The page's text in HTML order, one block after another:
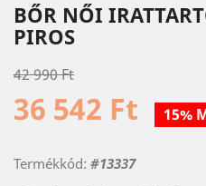
BŐR NŐI
PIROS
42 990 Ft
36 542 Ft 15%
Termékkód: #13337